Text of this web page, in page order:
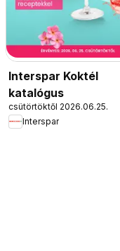
Interspar Koktél
katalógus
csütörtöktől 2026.06.25.
Interspar